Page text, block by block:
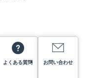
よくある質問 お問い合わせ